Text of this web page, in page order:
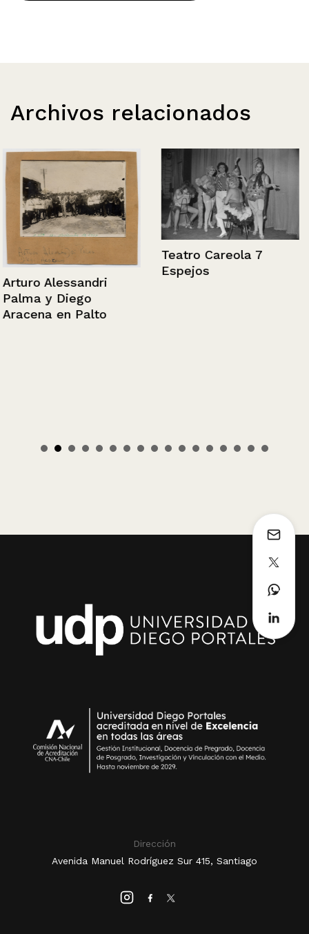
Archivos relacionados
Arturo Alessandri
Palma y Diego
Aracena en Palto
Teatro Careola 7
Espejos
Dirección
Avenida Manuel Rodríguez Sur 415, Santiago